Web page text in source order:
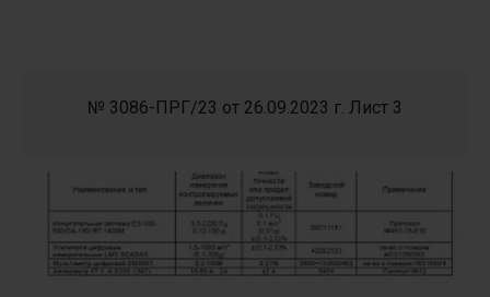
№ 3086-ПРГ/23 от 26.09.2023 г. Лист 3